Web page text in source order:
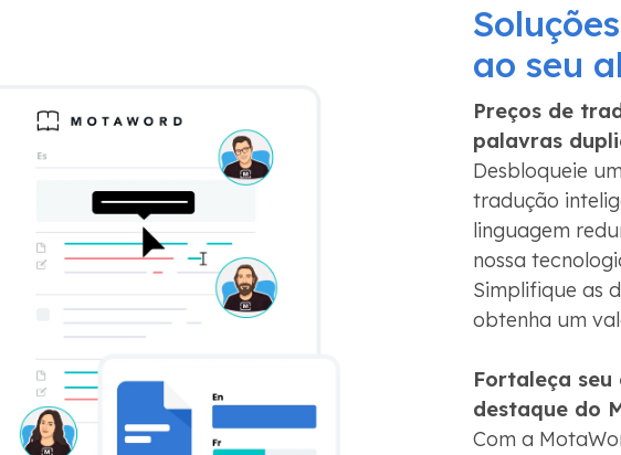
ao seu
Preços de
palavras
Desbloqueie
tradução
linguagem
nossa
Simplifique as
obtenha um
Fortaleça
destaque do
Com a